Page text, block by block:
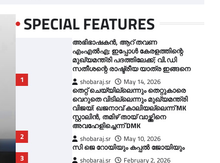
SPECIAL FEATURES
അഭിഭാഷകൻ, ആറ് തവണ
എംഎല്‍എ; ഇപ്പോള്‍ കേരളത്തിന്റെ
മുഖ്യമന്ത്രി പദത്തിലേക്ക്; വി.ഡി
സതീശന്റെ രാഷ്ട്രീയ യാത്ര ഇങ്ങനെ
shobaraj.sr May 14, 2026
തെറ്റ് ചെയ്യില്ലെന്നും തെറ്റുകാരെ
വെറുതെ വിടില്ലെന്നും മുഖ്യമന്ത്രി
വിജയ്: ഖജനാവ് കാലിയല്ലെന്ന് MK
സ്റ്റാലിൻ, തമിഴ് തായ് വാഴ്ത്തിനെ
അവഹേളിച്ചെന്ന് DMK
shobaraj.sr May 10, 2026
സി ജെ റോയിയും കപ്പൽ ജോയിയും
shobaraj.sr February 2, 2026